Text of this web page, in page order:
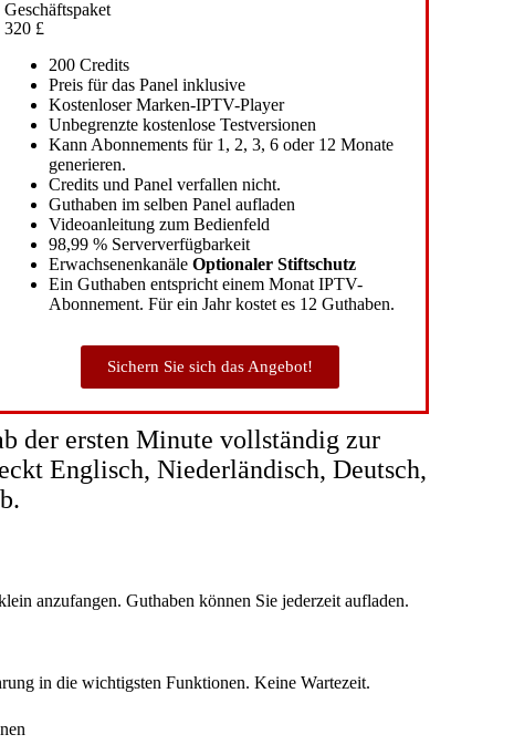
Geschäftspaket
320 £
200 Credits
Preis für das Panel inklusive
Kostenloser Marken-IPTV-Player
Unbegrenzte kostenlose Testversionen
Kann Abonnements für 1, 2, 3, 6 oder 12 Monate
generieren.
Credits und Panel verfallen nicht.
Guthaben im selben Panel aufladen
Videoanleitung zum Bedienfeld
98,99 % Serververfügbarkeit
ErwachsenenkanäleOptionaler Stiftschutz
Ein Guthaben entspricht einem Monat IPTV-
Abonnement. Für ein Jahr kostet es 12 Guthaben.
Sichern Sie sich das Angebot!
der ersten Minute vollständig zur
Englisch, Niederländisch, Deutsch,
anzufangen. Guthaben können Sie jederzeit aufladen.
in die wichtigsten Funktionen. Keine Wartezeit.